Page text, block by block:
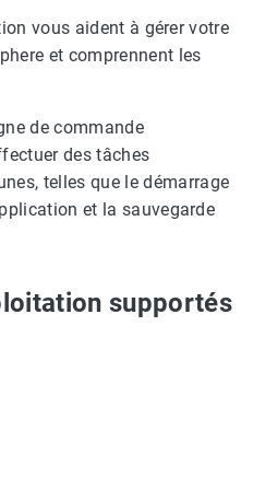
vous aident à gérer votre
et comprennent les
de commande
des tâches
telles que le démarrage
et la sauvegarde
supportés